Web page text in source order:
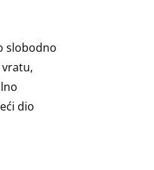
slobodno
dio